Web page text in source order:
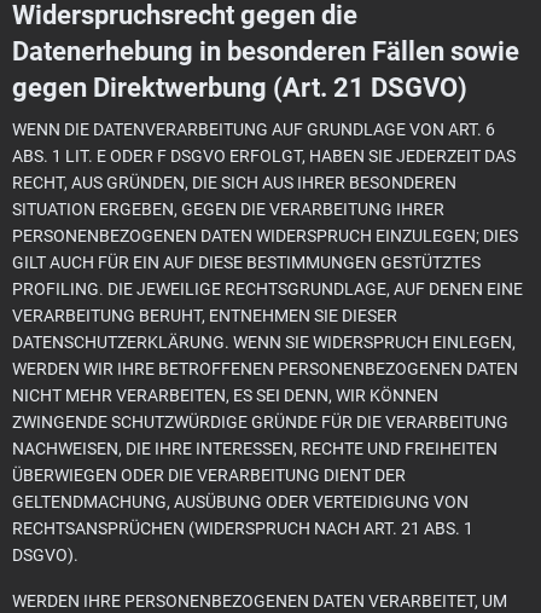
Widerspruchsrecht gegen die
Datenerhebung in besonderen Fällen sowie
gegen Direktwerbung (Art. 21 DSGVO)
WENN DIE DATENVERARBEITUNG AUF GRUNDLAGE VON ART. 6
ABS. 1 LIT. E ODER F DSGVO ERFOLGT, HABEN SIE JEDERZEIT DAS
RECHT, AUS GRÜNDEN, DIE SICH AUS IHRER BESONDEREN
SITUATION ERGEBEN, GEGEN DIE VERARBEITUNG IHRER
PERSONENBEZOGENEN DATEN WIDERSPRUCH EINZULEGEN; DIES
GILT AUCH FÜR EIN AUF DIESE BESTIMMUNGEN GESTÜTZTES
PROFILING. DIE JEWEILIGE RECHTSGRUNDLAGE, AUF DENEN EINE
VERARBEITUNG BERUHT, ENTNEHMEN SIE DIESER
DATENSCHUTZERKLÄRUNG. WENN SIE WIDERSPRUCH EINLEGEN,
WERDEN WIR IHRE BETROFFENEN PERSONENBEZOGENEN DATEN
NICHT MEHR VERARBEITEN, ES SEI DENN, WIR KÖNNEN
ZWINGENDE SCHUTZWÜRDIGE GRÜNDE FÜR DIE VERARBEITUNG
NACHWEISEN, DIE IHRE INTERESSEN, RECHTE UND FREIHEITEN
ÜBERWIEGEN ODER DIE VERARBEITUNG DIENT DER
GELTENDMACHUNG, AUSÜBUNG ODER VERTEIDIGUNG VON
RECHTSANSPRÜCHEN (WIDERSPRUCH NACH ART. 21 ABS. 1
DSGVO).
WERDEN IHRE PERSONENBEZOGENEN DATEN VERARBEITET, UM